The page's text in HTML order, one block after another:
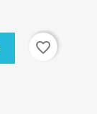
favorite_border